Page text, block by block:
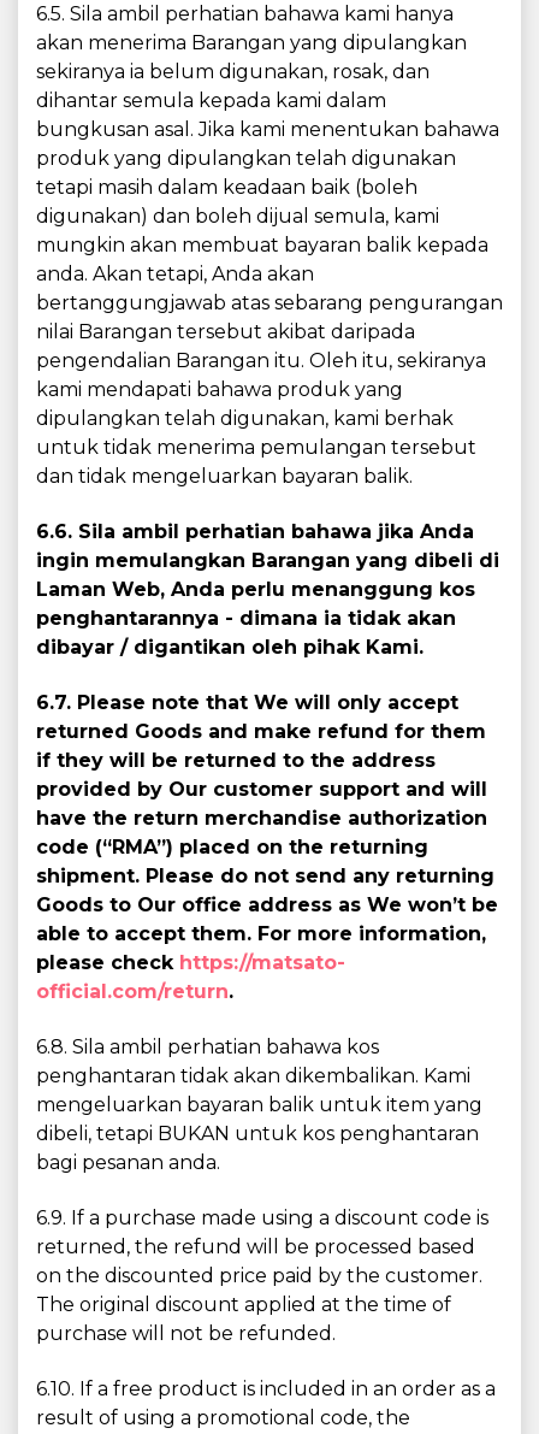
6.5. Sila ambil perhatian bahawa kami hanya
akan menerima Barangan yang dipulangkan
sekiranya ia belum digunakan, rosak, dan
dihantar semula kepada kami dalam
bungkusan asal. Jika kami menentukan bahawa
produk yang dipulangkan telah digunakan
tetapi masih dalam keadaan baik (boleh
digunakan) dan boleh dijual semula, kami
mungkin akan membuat bayaran balik kepada
anda. Akan tetapi, Anda akan
bertanggungjawab atas sebarang pengurangan
nilai Barangan tersebut akibat daripada
pengendalian Barangan itu. Oleh itu, sekiranya
kami mendapati bahawa produk yang
dipulangkan telah digunakan, kami berhak
untuk tidak menerima pemulangan tersebut
dan tidak mengeluarkan bayaran balik.
6.6. Sila ambil perhatian bahawa jika Anda
ingin memulangkan Barangan yang dibeli di
Laman Web, Anda perlu menanggung kos
penghantarannya - dimana ia tidak akan
dibayar / digantikan oleh pihak Kami.
6.7. Please note that We will only accept
returned Goods and make refund for them
if they will be returned to the address
provided by Our customer support and will
have the return merchandise authorization
code (“RMA”) placed on the returning
shipment. Please do not send any returning
Goods to Our office address as We won’t be
able to accept them. For more information,
please check https://matsato-
official.com/return.
6.8. Sila ambil perhatian bahawa kos
penghantaran tidak akan dikembalikan. Kami
mengeluarkan bayaran balik untuk item yang
dibeli, tetapi BUKAN untuk kos penghantaran
bagi pesanan anda.
6.9. If a purchase made using a discount code is
returned, the refund will be processed based
on the discounted price paid by the customer.
The original discount applied at the time of
purchase will not be refunded.
6.10. If a free product is included in an order as a
result of using a promotional code, the